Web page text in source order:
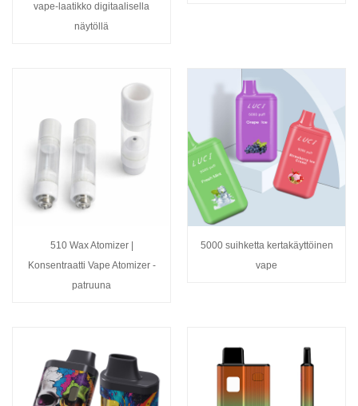
vape-laatikko digitaalisella
näytöllä
510 Wax Atomizer |
Konsentraatti Vape Atomizer -
patruuna
5000 suihketta kertakäyttöinen
vape